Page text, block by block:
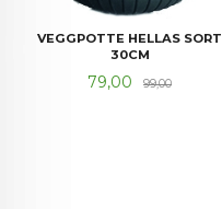
VEGGPOTTE HELLAS SORT
30CM
Tilbud
79,00 99,00Rabatt